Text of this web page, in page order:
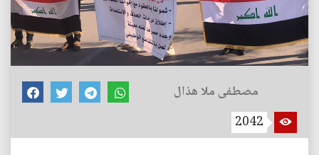
مصطفى ملا هذال
2042